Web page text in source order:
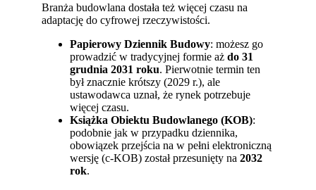
Branża budowlana dostała też więcej czasu na
adaptację do cyfrowej rzeczywistości.
Papierowy Dziennik Budowy: możesz go
prowadzić w tradycyjnej formie ażdo 31
grudnia 2031 roku. Pierwotnie termin ten
był znacznie krótszy (2029 r.), ale
ustawodawca uznał, że rynek potrzebuje
więcej czasu.
Książka Obiektu Budowlanego (KOB):
podobnie jak w przypadku dziennika,
obowiązek przejścia na w pełni elektroniczną
wersję (c-KOB) został przesunięty na2032
rok.